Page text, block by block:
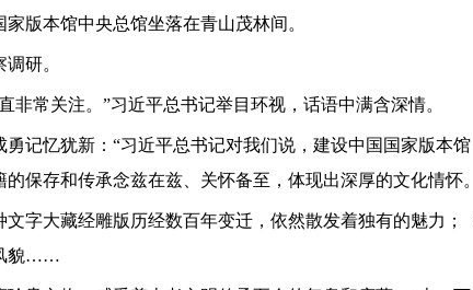
版本馆中央总馆坐落在青山茂林间。
研。
非常关注。”习近平总书记举目环视，话语中满含深情。
记忆犹新：“习近平总书记对我们说，建设中国国家版本
保存和传承念兹在兹、关怀备至，体现出深厚的文化情怀
字大藏经雕版历经数百年变迁，依然散发着独有的魅力
貌……